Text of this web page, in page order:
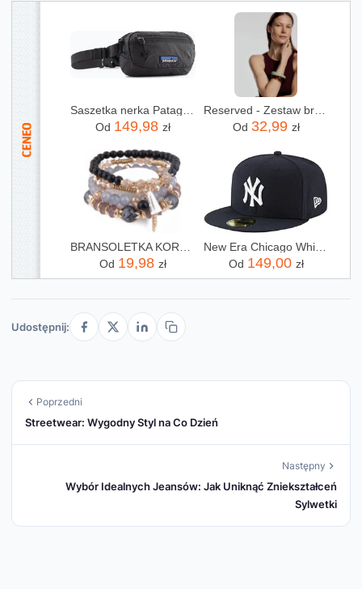
Saszetka nerka Patagonia Terravia Mini Hip black Wiosna 2025
Od 149,98 zł
Reserved - Zestaw bransoletek - wielobarwny
Od 32,99 zł
BRANSOLETKA KORALIKI MARMUR KRYSZTAŁ ZŁOTE ZESTAW
Od 19,98 zł
New Era Chicago White Sox Black Base 59Fifty Basecap
Od 149,00 zł
Udostępnij:
Poprzedni
Streetwear: Wygodny Styl na Co Dzień
Następny
Wybór Idealnych Jeansów: Jak Uniknąć Zniekształceń
Sylwetki